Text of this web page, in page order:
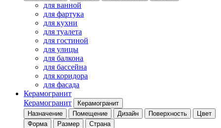
для ванной
для фартука
для кухни
для туалета
для гостиной
для улицы
для балкона
для бассейна
для коридора
для фасада
Керамогранит
Керамогранит
Керамогранит
Назначение
Помещение Дизайн Поверхность
Цвет
Форма
Размер Страна